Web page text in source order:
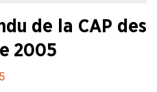
de la CAP des
2005